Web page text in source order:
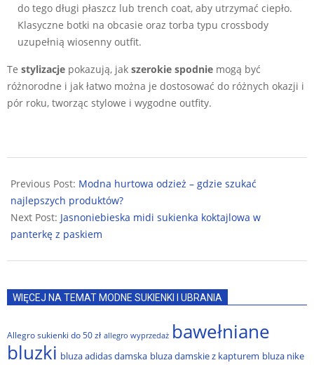
do tego długi płaszcz lub trench coat, aby utrzymać ciepło.
Klasyczne botki na obcasie oraz torba typu crossbody
uzupełnią wiosenny outfit.
Te stylizacje pokazują, jak szerokie spodnie mogą być
różnorodne i jak łatwo można je dostosować do różnych okazji i
pór roku, tworząc stylowe i wygodne outfity.
08-
30
Previous Post: Modna hurtowa odzież – gdzie szukać
najlepszych produktów?
Next Post: Jasnoniebieska midi sukienka koktajlowa w
panterkę z paskiem
WIĘCEJ NA TEMAT MODNE SUKIENKI I UBRANIA
Allegro sukienki do 50 zł allegro wyprzedaż bawełniane
bluzki bluza adidas damska bluza damskie z kapturem bluza nike